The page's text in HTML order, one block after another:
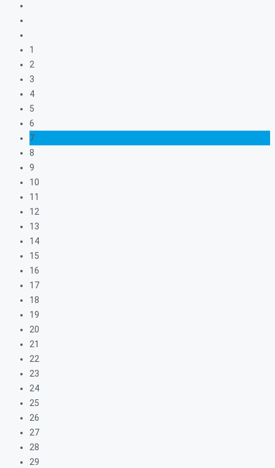
1
2
3
4
5
6
7
8
9
10
11
12
13
14
15
16
17
18
19
20
21
22
23
24
25
26
27
28
29